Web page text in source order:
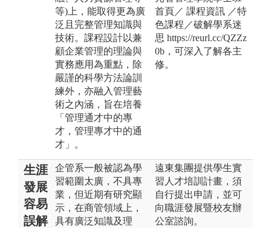
等)上，能取得更為廣
泛且完整管理知識與
技術。課程設計以兼
顧企業管理的理論與
實務應用為重點，除
嚴謹的科學方法論訓
練外，亦融入管理藝
術之內涵，旨在培養
「管理通才中的專
才，管理專才中的通
才」。
首頁／ 課程資訊 ／特
色課程／破解學系迷
思 https://reurl.cc/QZZz
0b，可深入了解各主
修。
生涯
發展
容易
誤解
企管系一般被認為學
習範圍太廣，不具專
業，但近期有研究顯
示，在商管領域上，
具有廣泛知識及理
遠東集團提供學生實
習人才培訓計畫，須
自行提出申請，並可
向職涯發展暨校友辦
公室諮詢。